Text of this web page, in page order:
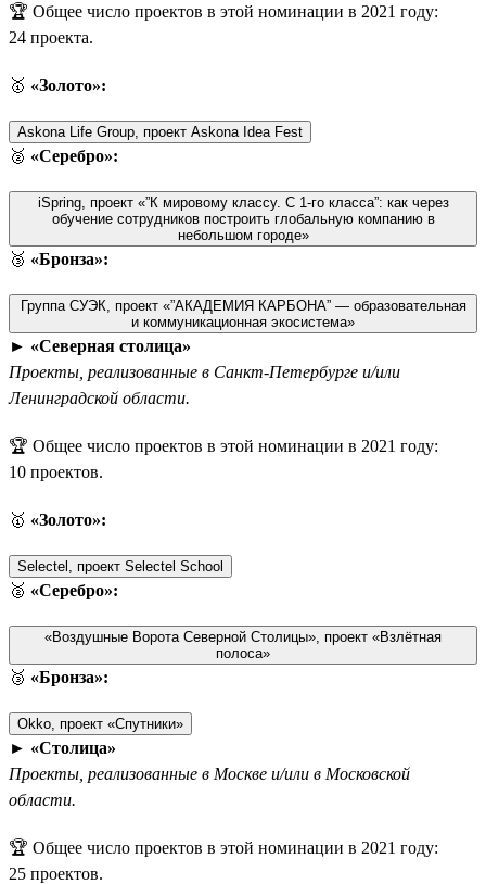
🏆 Общее число проектов в этой номинации в 2021 году:
24 проекта.
🥇 «Золото»:
Askona Life Group, проект Askona Idea Fest
🥈 «Серебро»:
iSpring, проект «”К мировому классу. С 1-го класса”: как через
обучение сотрудников построить глобальную компанию в
небольшом городе»
🥉 «Бронза»:
Группа СУЭК, проект «”АКАДЕМИЯ КАРБОНА” — образовательная
и коммуникационная экосистема»
► «Северная столица»
Проекты, реализованные в Санкт-Петербурге и/или
Ленинградской области.
🏆 Общее число проектов в этой номинации в 2021 году:
10 проектов.
🥇 «Золото»:
Selectel, проект Selectel School
🥈 «Серебро»:
«Воздушные Ворота Северной Столицы», проект «Взлётная
полоса»
🥉 «Бронза»:
Okko, проект «Спутники»
► «Столица»
Проекты, реализованные в Москве и/или в Московской
области.
🏆 Общее число проектов в этой номинации в 2021 году:
25 проектов.